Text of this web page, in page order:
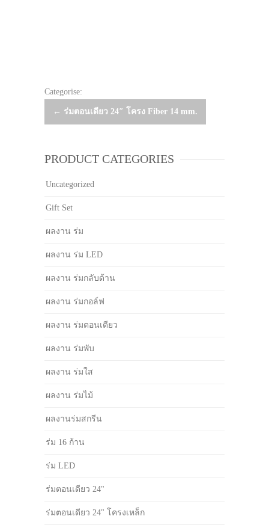
Categorise:
Post
← ร่มตอนเดียว 24″ โครง Fiber 14 mm.
PRODUCT CATEGORIES
Uncategorized
Gift Set
ผลงาน ร่ม
ผลงาน ร่ม LED
ผลงาน ร่มกลับด้าน
ผลงาน ร่มกอล์ฟ
ผลงาน ร่มตอนเดียว
ผลงาน ร่มพับ
ผลงาน ร่มใส
ผลงาน ร่มไม้
ผลงานร่มสกรีน
ร่ม 16 ก้าน
ร่ม LED
ร่มตอนเดียว 24"
ร่มตอนเดียว 24" โครงเหล็ก